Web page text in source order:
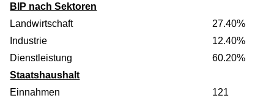
BIP nach Sektoren
Landwirtschaft
27.40%
Industrie
12.40%
Dienstleistung
60.20%
Staatshaushalt
Einnahmen
121